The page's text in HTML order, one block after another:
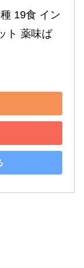
19食 イン
ト 薬味ば